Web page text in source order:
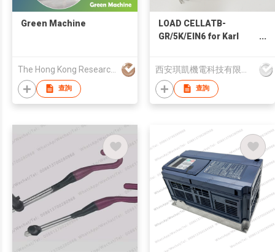
Green Machine
The Hong Kong Research Institute of Textiles and Apparel Limited
查詢
LOAD CELLATB-
GR/5K/EIN6 for Karl
查詢